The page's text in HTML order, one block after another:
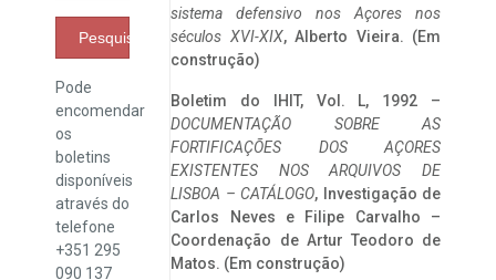
Pesquisar
Pode
encomendar
os
boletins
disponíveis
através do
telefone
+351 295
090 137
sistema defensivo nos Açores nos
séculos XVI-XIX, Alberto Vieira. (Em
construção)
Boletim do IHIT, Vol. L, 1992 –
DOCUMENTAÇÃO SOBRE AS
FORTIFICAÇÕES DOS AÇORES
EXISTENTES NOS ARQUIVOS DE
LISBOA – CATÁLOGO, Investigação de
Carlos Neves e Filipe Carvalho –
Coordenação de Artur Teodoro de
Matos. (Em construção)